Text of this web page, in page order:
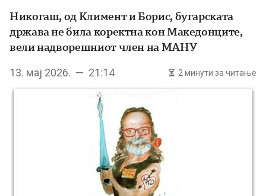
Никогаш, од Климент и Борис, бугарската
држава не била коректна кон Македонците,
вели надворешниот член на МАНУ
13. мај 2026. — 21:14 2 минути за читање